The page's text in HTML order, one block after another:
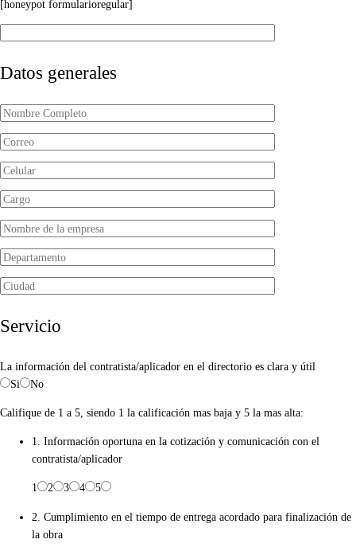
[honeypot formularioregular]
Datos generales
Servicio
La información del contratista/aplicador en el directorio es clara y útil
Si
No
Califique de 1 a 5, siendo 1 la calificación mas baja y 5 la mas alta:
1. Información oportuna en la cotización y comunicación con el
contratista/aplicador
1 2 3 4 5
2. Cumplimiento en el tiempo de entrega acordado para finalización de
la obra